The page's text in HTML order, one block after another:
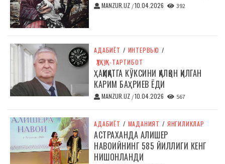
MANZUR.UZ /10.04.2026 392
АДАБИЁТ / ИНТЕРВЬЮ /
ҲУҚУҚ-ТАРТИБОТ
ҲАҚИҚАТГА КЎКСИНИ ҚАЛҚОН ҚИЛГАН
КАРИМ БАҲРИЕВ ЁДИ
MANZUR.UZ /10.04.2026 567
АДАБИЁТ / МАДАНИЯТ / ЯНГИЛИКЛАР
АСТРАХАНДА АЛИШЕР
НАВОИЙНИНГ 585 ЙИЛЛИГИ КЕНГ
НИШОНЛАНДИ